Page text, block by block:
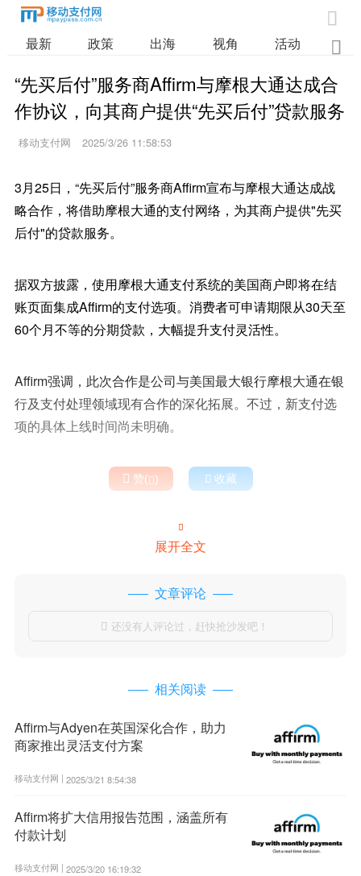

最新 政策 出海 视角 活动 业

“先买后付”服务商Affirm与摩根大通达成合
作协议，向其商户提供“先买后付”贷款服务
移动支付网 2025/3/26 11:58:53
3月25日，“先买后付”服务商Affirm宣布与摩根大通达成战
略合作，将借助摩根大通的支付网络，为其商户提供"先买
后付"的贷款服务。
据双方披露，使用摩根大通支付系统的美国商户即将在结
账页面集成Affirm的支付选项。消费者可申请期限从30天至
60个月不等的分期贷款，大幅提升支付灵活性。
Affirm强调，此次合作是公司与美国最大银行摩根大通在银
行及支付处理领域现有合作的深化拓展。不过，新支付选
项的具体上线时间尚未明确。
 赞()  收藏

展开全文
文章评论
 还没有人评论过，赶快抢沙发吧！
相关阅读
Affirm与Adyen在英国深化合作，助力
商家推出灵活支付方案
移动支付网 | 2025/3/21 8:54:38
Affirm将扩大信用报告范围，涵盖所有
付款计划
移动支付网 | 2025/3/20 16:19:32